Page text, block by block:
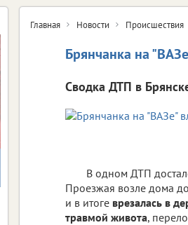
Главная Новости Происшествия
Брянчанка на
Сводка ДТП в
В одном ДТП
Проезжая возле дома
и в итоге врезалась в
травмой живота,